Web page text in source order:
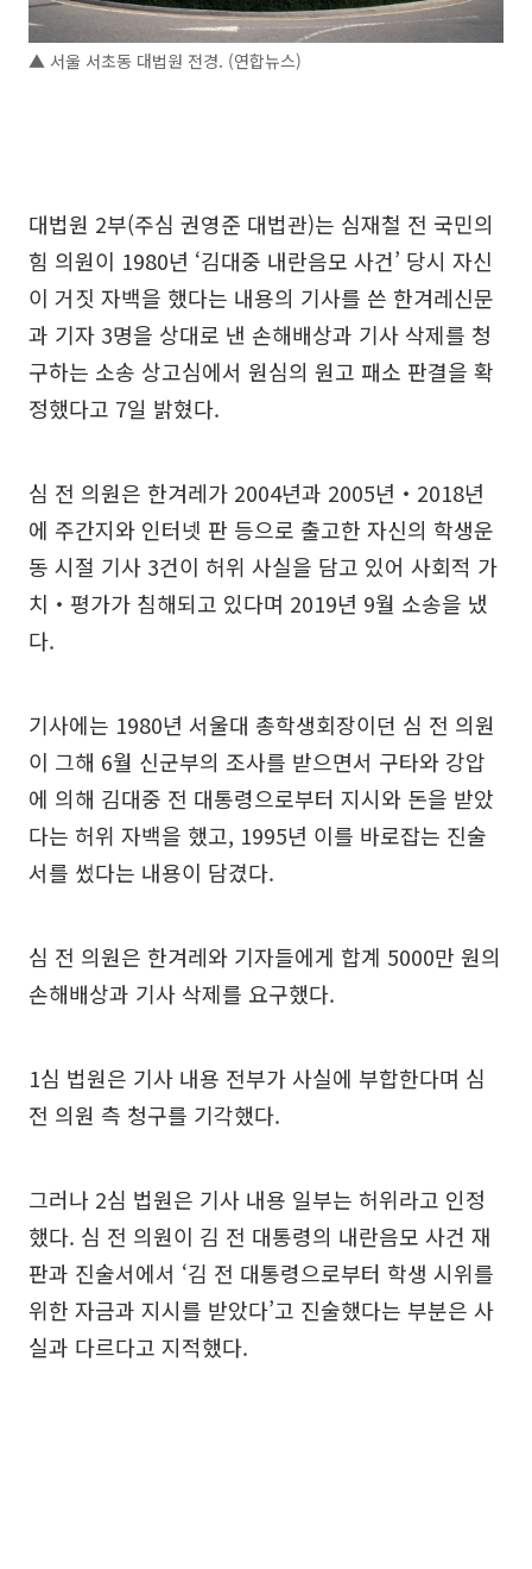
▲ 서울 서초동 대법원 전경. (연합뉴스)
대법원 2부(주심 권영준 대법관)는 심재철 전 국민의
힘 의원이 1980년 ‘김대중 내란음모 사건’ 당시 자신
이 거짓 자백을 했다는 내용의 기사를 쓴 한겨레신문
과 기자 3명을 상대로 낸 손해배상과 기사 삭제를 청
구하는 소송 상고심에서 원심의 원고 패소 판결을 확
정했다고 7일 밝혔다.
심 전 의원은 한겨레가 2004년과 2005년‧2018년
에 주간지와 인터넷 판 등으로 출고한 자신의 학생운
동 시절 기사 3건이 허위 사실을 담고 있어 사회적 가
치‧평가가 침해되고 있다며 2019년 9월 소송을 냈
다.
기사에는 1980년 서울대 총학생회장이던 심 전 의원
이 그해 6월 신군부의 조사를 받으면서 구타와 강압
에 의해 김대중 전 대통령으로부터 지시와 돈을 받았
다는 허위 자백을 했고, 1995년 이를 바로잡는 진술
서를 썼다는 내용이 담겼다.
심 전 의원은 한겨레와 기자들에게 합계 5000만 원의
손해배상과 기사 삭제를 요구했다.
1심 법원은 기사 내용 전부가 사실에 부합한다며 심
전 의원 측 청구를 기각했다.
그러나 2심 법원은 기사 내용 일부는 허위라고 인정
했다. 심 전 의원이 김 전 대통령의 내란음모 사건 재
판과 진술서에서 ‘김 전 대통령으로부터 학생 시위를
위한 자금과 지시를 받았다’고 진술했다는 부분은 사
실과 다르다고 지적했다.